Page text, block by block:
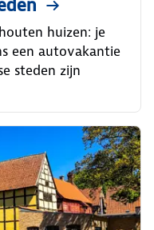
huizen: je
een autovakantie
steden zijn